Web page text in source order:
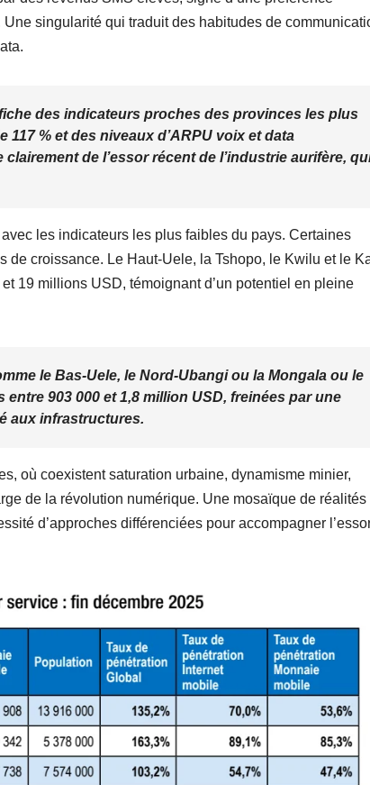
singularité qui traduit des habitudes de
des indicateurs proches des provinces les plus
% et des niveaux d’ARPU voix et data
de l’essor récent de l’industrie aurifère,
les indicateurs les plus faibles du pays. Certaines
croissance. Le Haut‑Uele, la Tshopo, le Kwilu et le
19 millions USD, témoignant d’un potentiel en pleine
le Bas‑Uele, le Nord‑Ubangi ou la Mongala ou le
903 000 et 1,8 million USD, freinées par une
aux infrastructures.
où coexistent saturation urbaine, dynamisme minier,
de la révolution numérique. Une mosaïque de réalités
d’approches différenciées pour accompagner